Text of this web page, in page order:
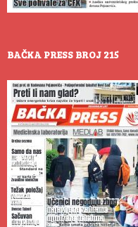
BAČKA PRESS BROJ 215